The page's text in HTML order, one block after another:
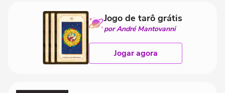
Jogo de tarô grátis
por André Mantovanni
Jogar agora